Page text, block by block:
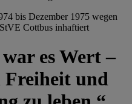
bis Dezember 1975 wegen
Cottbus inhaftiert
es Wert –
und